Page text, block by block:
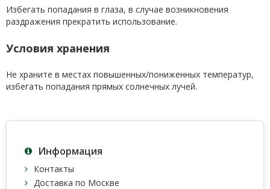
Избегать попадания в глаза, в случае возникновения
раздражения прекратить использование.
Условия хранения
Не храните в местах повышенных/пониженных температур,
избегать попадания прямых солнечных лучей.
Информация
Контакты
Доставка по Москве